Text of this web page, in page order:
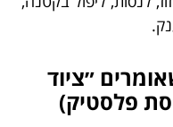
״ציוד
פלסטיק)